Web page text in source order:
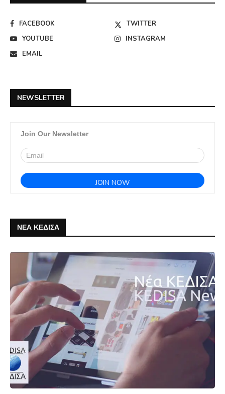
FACEBOOK
TWITTER
YOUTUBE
INSTAGRAM
EMAIL
NEWSLETTER
Join Our Newsletter
ΝΕΑ ΚΕΔΙΣΑ